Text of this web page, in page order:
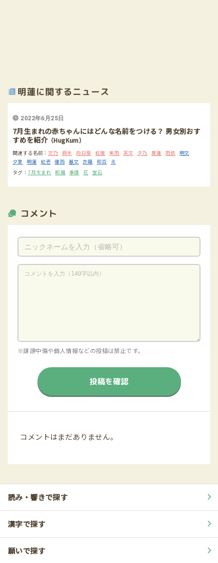
明蓮に関するニュース
2022年6月25日
7月生まれの赤ちゃんにはどんな名前をつける？ 男女別おす
すめを紹介 （HugKum）
関連する名前： 文乃 麻禾 向日葵 紅厘 美雨 芙文 夕乃 夏蓮 雨依 明文
夕夏 明蓮 紅壱 優雨 基文 衣羅 和百
炎
タグ：7月生まれ 和風 季語 花 宝石
コメント
※誹謗中傷や個人情報などの投稿は禁止です。
投稿を確認
コメントはまだありません。
読み・響きで探す
漢字で探す
願いで探す